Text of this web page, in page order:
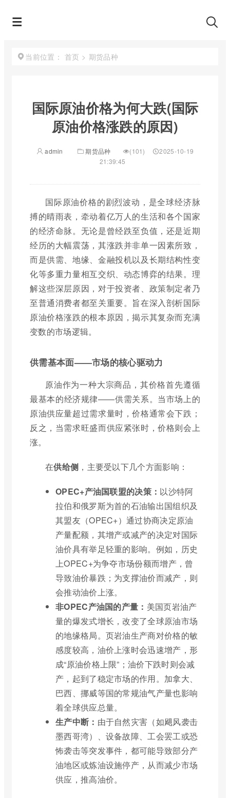
当前位置： 首页 > 期货品种
国际原油价格为何大跌(国际
原油价格涨跌的原因)
admin 期货品种 (101)
2025-10-19
21:39:45
国际原油价格的剧烈波动，是全球经济脉
搏的晴雨表，牵动着亿万人的生活和各个国家
的经济命脉。无论是曾经跌至负值，还是近期
经历的大幅震荡，其涨跌并非单一因素所致，
而是供需、地缘、金融投机以及长期结构性变
化等多重力量相互交织、动态博弈的结果。理
解这些深层原因，对于投资者、政策制定者乃
至普通消费者都至关重要。旨在深入剖析国际
原油价格涨跌的根本原因，揭示其复杂而充满
变数的市场逻辑。
供需基本面——市场的核心驱动力
原油作为一种大宗商品，其价格首先遵循
最基本的经济规律——供需关系。当市场上的
原油供应量超过需求量时，价格通常会下跌；
反之，当需求旺盛而供应紧张时，价格则会上
涨。
在供给侧 ，主要受以下几个方面影响：
OPEC+产油国联盟的决策： 以沙特阿
拉伯和俄罗斯为首的石油输出国组织及
其盟友（OPEC+）通过协商决定原油
产量配额，其增产或减产的决定对国际
油价具有举足轻重的影响。例如，历史
上OPEC+为争夺市场份额而增产，曾
导致油价暴跌；为支撑油价而减产，则
会推动油价上涨。
非OPEC产油国的产量： 美国页岩油产
量的爆发式增长，改变了全球原油市场
的地缘格局。页岩油生产商对价格的敏
感度较高，油价上涨时会迅速增产，形
成“原油价格上限”；油价下跌时则会减
产，起到了稳定市场的作用。加拿大、
巴西、挪威等国的常规油气产量也影响
着全球供应总量。
生产中断： 由于自然灾害（如飓风袭击
墨西哥湾）、设备故障、工会罢工或恐
怖袭击等突发事件，都可能导致部分产
油地区或炼油设施停产，从而减少市场
供应，推高油价。